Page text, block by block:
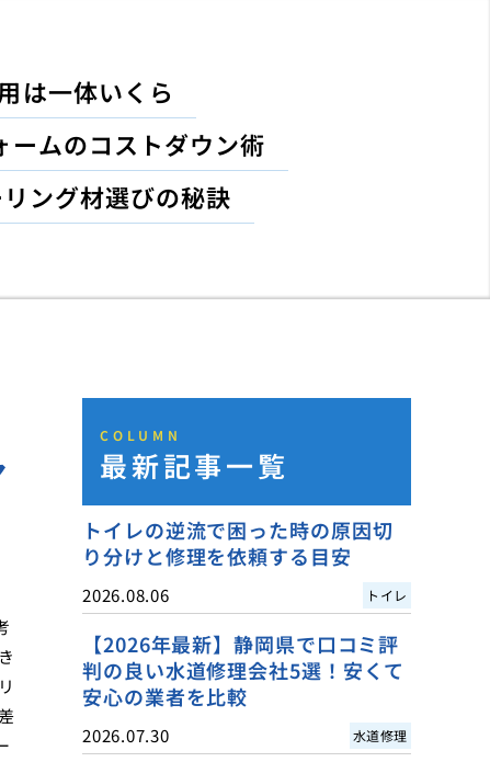
は一体いくら
ームのコストダウン術
ング材選びの秘訣
COLUMN
最新記事一覧
トイレの逆流で困った時の原因切
り分けと修理を依頼する目安
2026.08.06 トイレ
【2026年最新】静岡県で口コミ評
判の良い水道修理会社5選！安くて
安心の業者を比較
2026.07.30 水道修理